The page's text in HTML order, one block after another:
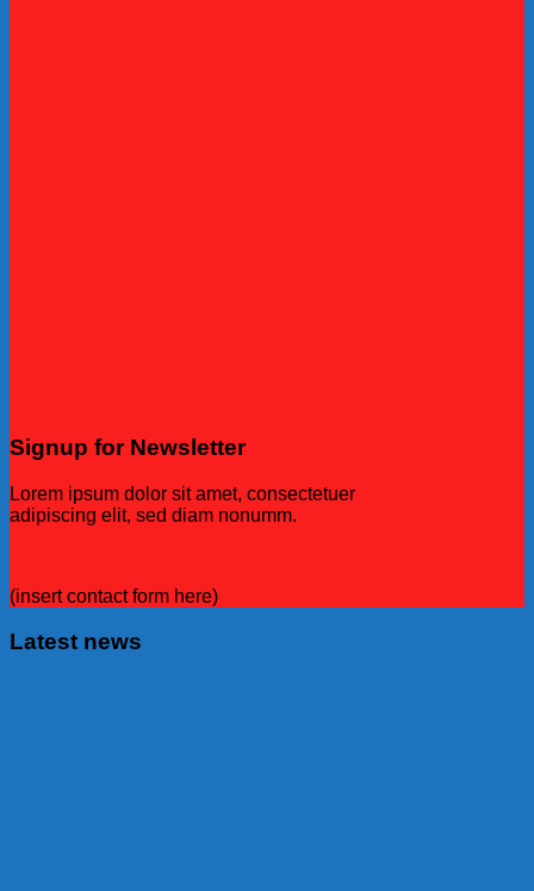
Signup for Newsletter
Lorem ipsum dolor sit amet, consectetuer
adipiscing elit, sed diam nonumm.
(insert contact form here)
Latest news